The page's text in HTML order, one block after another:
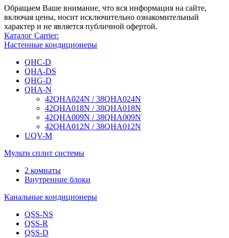
Обращаем Ваше внимание, что вся информация на сайте,
включая цены, носит исключительно ознакомительный
характер и не является публичной офертой.
Каталог Carrier:
Настенные кондиционеры
QHC-D
QHA-DS
QHG-D
QHA-N
42QHA024N / 38QHA024N
42QHA018N / 38QHA018N
42QHA009N / 38QHA009N
42QHA012N / 38QHA012N
UQV-M
Мульти сплит системы
2 комнаты
Внутренние блоки
Канальные кондиционеры
QSS-NS
QSS-R
QSS-D